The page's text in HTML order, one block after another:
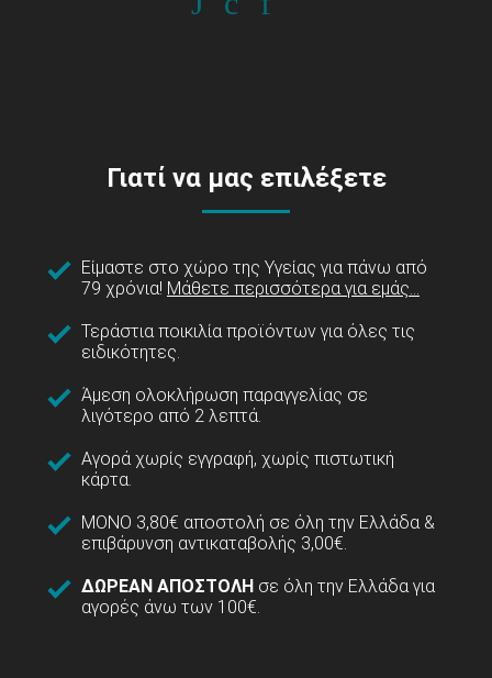
Γιατί να μας επιλέξετε
Είμαστε στο χώρο της Υγείας για πάνω από
79 χρόνια! Μάθετε περισσότερα για εμάς...
Τεράστια ποικιλία προϊόντων για όλες τις
ειδικότητες.
Άμεση ολοκλήρωση παραγγελίας σε
λιγότερο από 2 λεπτά.
Αγορά χωρίς εγγραφή, χωρίς πιστωτική
κάρτα.
ΜΟΝΟ 3,80€ αποστολή σε όλη την Ελλάδα &
επιβάρυνση αντικαταβολής 3,00€.
ΔΩΡΕΑΝ ΑΠΟΣΤΟΛΗ σε όλη την Ελλάδα για
αγορές άνω των 100€.